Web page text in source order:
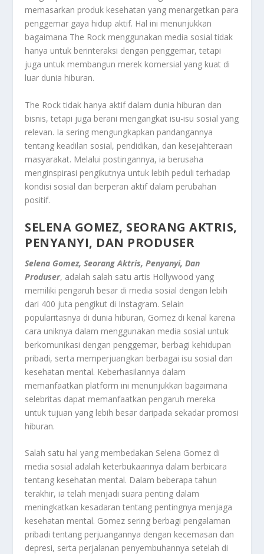
memasarkan produk kesehatan yang menargetkan para
penggemar gaya hidup aktif. Hal ini menunjukkan
bagaimana The Rock menggunakan media sosial tidak
hanya untuk berinteraksi dengan penggemar, tetapi
juga untuk membangun merek komersial yang kuat di
luar dunia hiburan.
The Rock tidak hanya aktif dalam dunia hiburan dan
bisnis, tetapi juga berani mengangkat isu-isu sosial yang
relevan. Ia sering mengungkapkan pandangannya
tentang keadilan sosial, pendidikan, dan kesejahteraan
masyarakat. Melalui postingannya, ia berusaha
menginspirasi pengikutnya untuk lebih peduli terhadap
kondisi sosial dan berperan aktif dalam perubahan
positif.
SELENA GOMEZ, SEORANG AKTRIS,
PENYANYI, DAN PRODUSER
Selena Gomez, Seorang Aktris, Penyanyi, Dan
Produser, adalah salah satu artis Hollywood yang
memiliki pengaruh besar di media sosial dengan lebih
dari 400 juta pengikut di Instagram. Selain
popularitasnya di dunia hiburan, Gomez di kenal karena
cara uniknya dalam menggunakan media sosial untuk
berkomunikasi dengan penggemar, berbagi kehidupan
pribadi, serta memperjuangkan berbagai isu sosial dan
kesehatan mental. Keberhasilannya dalam
memanfaatkan platform ini menunjukkan bagaimana
selebritas dapat memanfaatkan pengaruh mereka
untuk tujuan yang lebih besar daripada sekadar promosi
hiburan.
Salah satu hal yang membedakan Selena Gomez di
media sosial adalah keterbukaannya dalam berbicara
tentang kesehatan mental. Dalam beberapa tahun
terakhir, ia telah menjadi suara penting dalam
meningkatkan kesadaran tentang pentingnya menjaga
kesehatan mental. Gomez sering berbagi pengalaman
pribadi tentang perjuangannya dengan kecemasan dan
depresi, serta perjalanan penyembuhannya setelah di